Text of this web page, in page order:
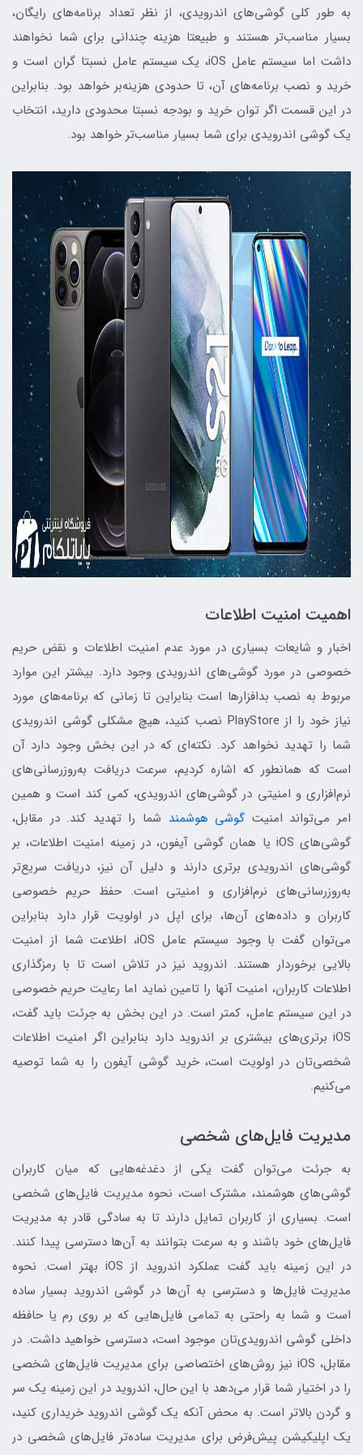
به طور کلی گوشی‌های اندرویدی، از نظر تعداد برنامه‌‎‌های رایگان،
بسیار مناسب‌تر هستند و طبیعتا هزینه چندانی برای شما نخواهند
داشت اما سیستم عامل iOS، یک سیستم عامل نسبتا گران است و
خرید و نصب‌ برنامه‌های آن، تا حدودی هزینه‌بر خواهد بود. بنابراین
در این قسمت اگر توان خرید و بودجه نسبتا محدودی دارید، انتخاب
یک گوشی اندرویدی برای شما بسیار مناسب‌تر خواهد بود.
اهمیت امنیت اطلاعات
اخبار و شایعات بسیاری در مورد عدم امنیت اطلاعات و نقض حریم
خصوصی در مورد گوشی‌های اندرویدی وجود دارد. بیشتر این موارد
مربوط به نصب بدافزارها است بنابراین تا زمانی که برنامه‌های مورد
نیاز خود را از PlayStore نصب کنید، هیچ مشکلی گوشی اندرویدی
شما را تهدید نخواهد کرد. نکته‌ای که در این بخش وجود دارد آن
است که همانطور که اشاره کردیم، سرعت دریافت به‌روزرسانی‌های
نرم‌افزاری و امنیتی در گوشی‌های اندرویدی، کمی کند است و همین
امر می‌تواند امنیت گوشی هوشمند شما را تهدید کند. در مقابل،
گوشی‌های iOS یا همان گوشی‌ آیفون، در زمینه امنیت اطلاعات، بر
گوشی‌های اندرویدی برتری دارند و دلیل آن نیز، دریافت سریع‌تر
به‌روزرسانی‌های نرم‌افزاری و امنیتی است. حفظ حریم خصوصی
کاربران و داده‌های آن‌‌ها، برای اپل در اولویت قرار دارد بنابراین
می‌توان گفت با وجود سیستم عامل iOS، اطلاعت شما از امنیت
بالایی برخوردار هستند. اندروید نیز در تلاش است تا با رمزگذاری
اطلاعات کاربران، امنیت آنها را تامین نماید اما رعایت حریم خصوصی
در این سیستم عامل، کمتر است. در این بخش به جرئت باید گفت،
iOS برتری‌های بیشتری بر اندروید دارد بنابراین اگر امنیت اطلاعات
شخصی‌تان در اولویت است، خرید گوشی آیفون را به شما توصیه
می‌کنیم.
مدیریت فایل‌های شخصی
به جرئت می‌توان گفت یکی از دغدغه‌هایی که میان کاربران
گوشی‌های هوشمند، مشترک است، نحوه مدیریت فایل‌های شخصی
است. بسیاری از کاربران تمایل دارند تا به سادگی قادر به مدیریت
فایل‌های خود باشند و به سرعت بتوانند به آن‌ها دسترسی پیدا کنند.
در این زمینه باید گفت عملکرد اندروید از iOS بهتر است. نحوه
مدیریت فایل‌ها و دسترسی به آن‌ها در گوشی اندروید بسیار ساده
است و شما به راحتی به تمامی فایل‌هایی که بر روی رم یا حافظه
داخلی گوشی اندرویدی‌تان موجود است، دسترسی خواهید داشت. در
مقابل، iOS نیز روش‌های اختصاصی برای مدیریت فایل‌های شخصی
را در اختیار شما قرار می‌دهد با این حال، اندروید در این زمینه یک سر
و گردن بالاتر است. به محض آنکه یک گوشی اندروید خریداری کنید،
یک اپلیکیشن پیش‌فرض برای مدیریت ساده‌تر فایل‌های شخصی در